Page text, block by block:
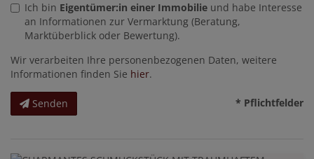
Ich bin Eigentümer:in einer Immobilie und habe Interesse
an Informationen zur Vermarktung (Beratung,
Marktüberblick oder Bewertung).
Wir verarbeiten Ihre personenbezogenen Daten, weitere
Informationen finden Sie hier.
Senden * Pflichtfelder